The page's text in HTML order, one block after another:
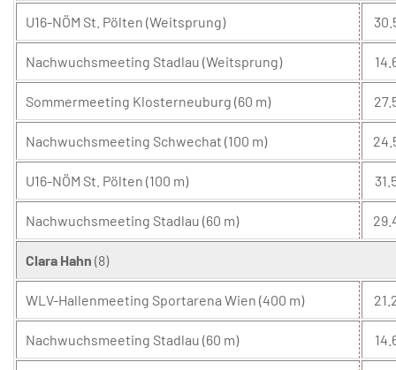
U16-NÖM St. Pölten (Weitsprung)
Nachwuchsmeeting Stadlau (Weitsprung)
Sommermeeting Klosterneuburg (60 m)
Nachwuchsmeeting Schwechat (100 m)
U16-NÖM St. Pölten (100 m)
Nachwuchsmeeting Stadlau (60 m)
Clara Hahn (8)
WLV-Hallenmeeting Sportarena Wien (400 m)
Nachwuchsmeeting Stadlau (60 m)